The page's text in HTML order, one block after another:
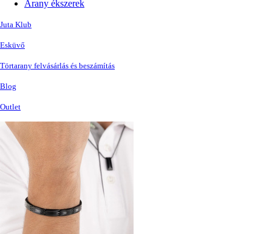
Arany ékszerek
Juta Klub
Esküvő
Törtarany felvásárlás és beszámítás
Blog
Outlet